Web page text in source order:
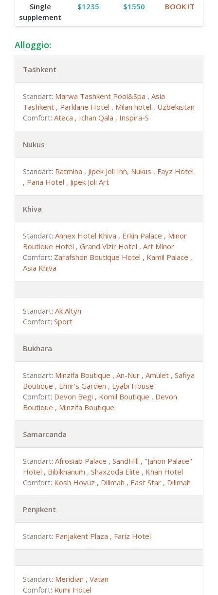
Single
supplement
$1235 $1550 BOOK IT
Alloggio:
Tashkent
Standart: Marwa Tashkent Pool&Spa , Asia
Tashkent , Parklane Hotel , Milan hotel , Uzbekistan
Comfort: Ateca , Ichan Qala , Inspira-S
Nukus
Standart: Ratmina , Jipek Joli Inn, Nukus , Fayz Hotel
, Pana Hotel , Jipek Joli Art
Khiva
Standart: Annex Hotel Khiva , Erkin Palace , Minor
Boutique Hotel , Grand Vizir Hotel , Art Minor
Comfort: Zarafshon Boutique Hotel , Kamil Palace ,
Asia Khiva
Standart: Ak Altyn
Comfort: Sport
Bukhara
Standart: Minzifa Boutique , An-Nur , Amulet , Safiya
Boutique , Emir's Garden , Lyabi House
Comfort: Devon Begi , Komil Boutique , Devon
Boutique , Minzifa Boutique
Samarcanda
Standart: Afrosiab Palace , SandHill , "Jahon Palace"
Hotel , Bibikhanum , Shaxzoda Elite , Khan Hotel
Comfort: Kosh Hovuz , Dilimah , East Star , Dilimah
Penjikent
Standart: Panjakent Plaza , Fariz Hotel
Standart: Meridian , Vatan
Comfort: Rumi Hotel